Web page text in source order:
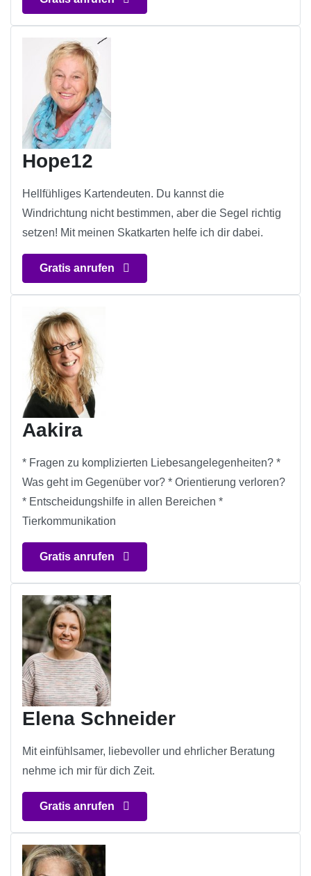
Hope12
Hellfühliges Kartendeuten. Du kannst die
Windrichtung nicht bestimmen, aber die Segel richtig
setzen! Mit meinen Skatkarten helfe ich dir dabei.
Gratis anrufen
Aakira
* Fragen zu komplizierten Liebesangelegenheiten? *
Was geht im Gegenüber vor? * Orientierung verloren?
* Entscheidungshilfe in allen Bereichen *
Tierkommunikation
Gratis anrufen
Elena Schneider
Mit einfühlsamer, liebevoller und ehrlicher Beratung
nehme ich mir für dich Zeit.
Gratis anrufen